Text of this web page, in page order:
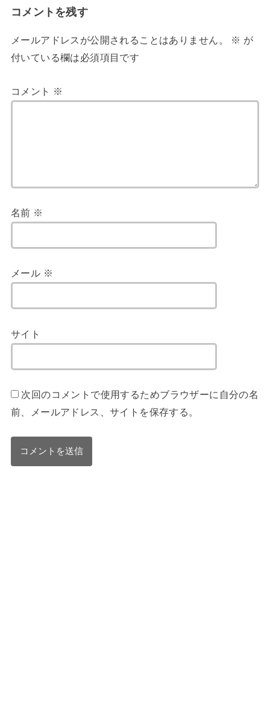
コメントを残す
メールアドレスが公開されることはありません。 ※ が
付いている欄は必須項目です
コメント ※
名前 ※
メール ※
サイト
次回のコメントで使用するためブラウザーに自分の名
前、メールアドレス、サイトを保存する。